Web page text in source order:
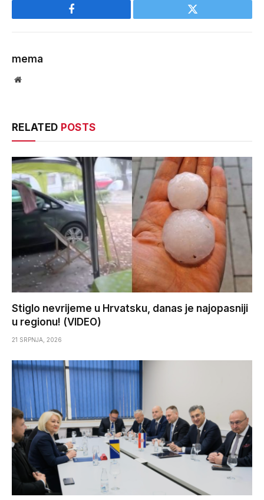
Facebook Twitter
mema
Website
RELATED POSTS
Stiglo nevrijeme u Hrvatsku, danas je najopasniji
u regionu! (VIDEO)
21 SRPNJA, 2026